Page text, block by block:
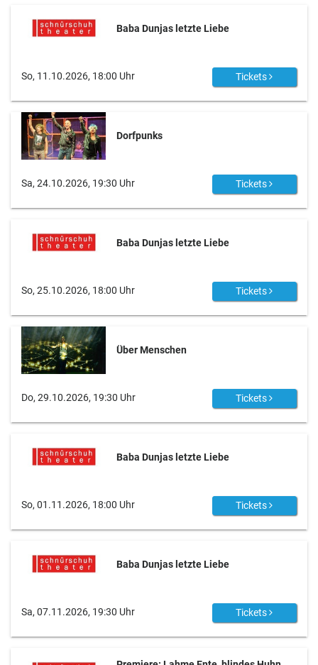
Baba Dunjas letzte Liebe
So, 11.10.2026, 18:00 Uhr Tickets
Dorfpunks
Sa, 24.10.2026, 19:30 Uhr Tickets
Baba Dunjas letzte Liebe
So, 25.10.2026, 18:00 Uhr Tickets
Über Menschen
Do, 29.10.2026, 19:30 Uhr Tickets
Baba Dunjas letzte Liebe
So, 01.11.2026, 18:00 Uhr Tickets
Baba Dunjas letzte Liebe
Sa, 07.11.2026, 19:30 Uhr Tickets